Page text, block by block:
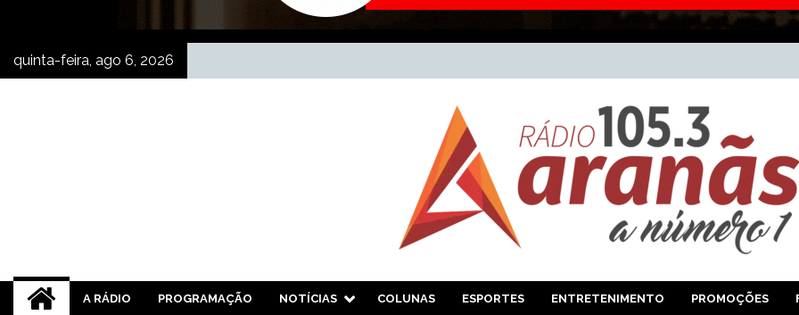
quinta-feira, ago 6, 2026
Rádio Aranãs 105.3
A RÁDIO PROGRAMAÇÃO NOTÍCIAS COLUNAS ESPORTES ENTRETENIMENTO PROMOÇÕES